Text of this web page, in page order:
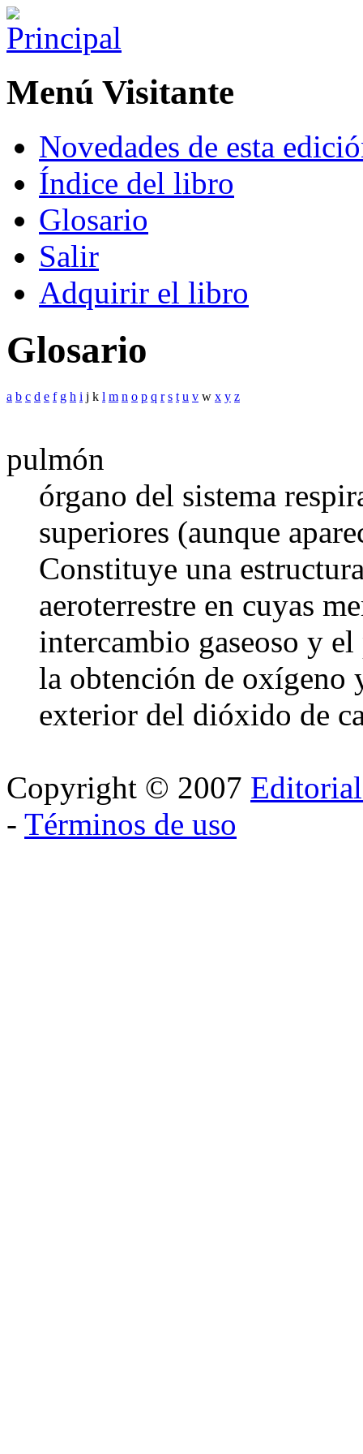
Menú Visitante
Novedades de esta
Índice del libro
Glosario
Salir
Adquirir el libro
Glosario
a b c d e f g h i j k l m n o p q r s t u v w x y z
pulmón
órgano del sistema
superiores (aunque
Constituye una
aeroterrestre en cuyas
intercambio gaseoso y
la obtención de oxígeno
exterior del dióxido de
Copyright © 2007
- Términos de uso